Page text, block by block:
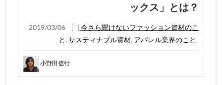
ックス」とは？
2019/03/06 | 今さら聞けないファッション資材のこ
と , サスティナブル資材, アパレル業界のこと
小野田信行